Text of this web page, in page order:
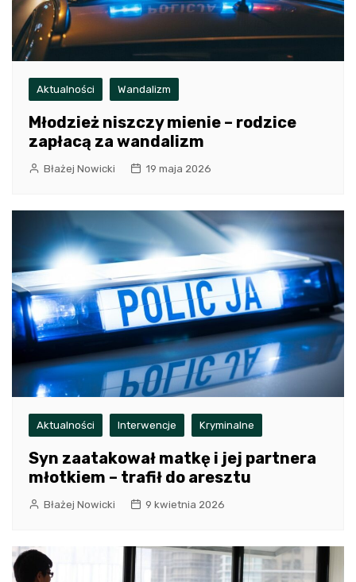
Aktualności Wandalizm
Młodzież niszczy mienie – rodzice
zapłacą za wandalizm
Błażej Nowicki 19 maja 2026
Aktualności Interwencje Kryminalne
Syn zaatakował matkę i jej partnera
młotkiem – trafił do aresztu
Błażej Nowicki 9 kwietnia 2026